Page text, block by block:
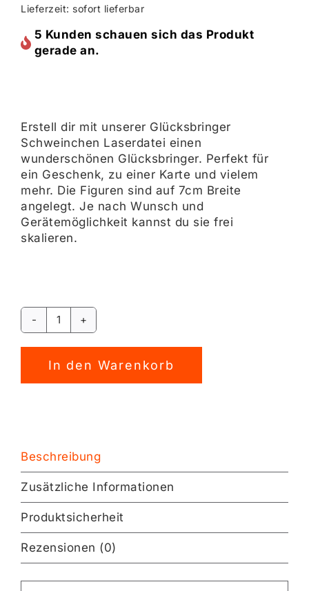
Lieferzeit: sofort lieferbar
5 Kunden schauen sich das Produkt
gerade an.
Erstell dir mit unserer Glücksbringer
Schweinchen Laserdatei einen
wunderschönen Glücksbringer. Perfekt für
ein Geschenk, zu einer Karte und vielem
mehr. Die Figuren sind auf 7cm Breite
angelegt. Je nach Wunsch und
Gerätemöglichkeit kannst du sie frei
skalieren.
Glücksbringer
Laserdatei
[Digital]
In den Warenkorb
Alternative:
Beschreibung
Zusätzliche Informationen
Produktsicherheit
Rezensionen (0)